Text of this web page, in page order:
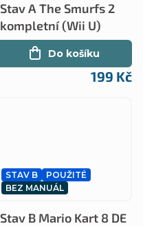
Stav A The Smurfs 2
kompletní (Wii U)
199 Kč
Do košíku
STAV B
POUŽITÉ
BEZ MANUÁL
Stav B Mario Kart 8 DE